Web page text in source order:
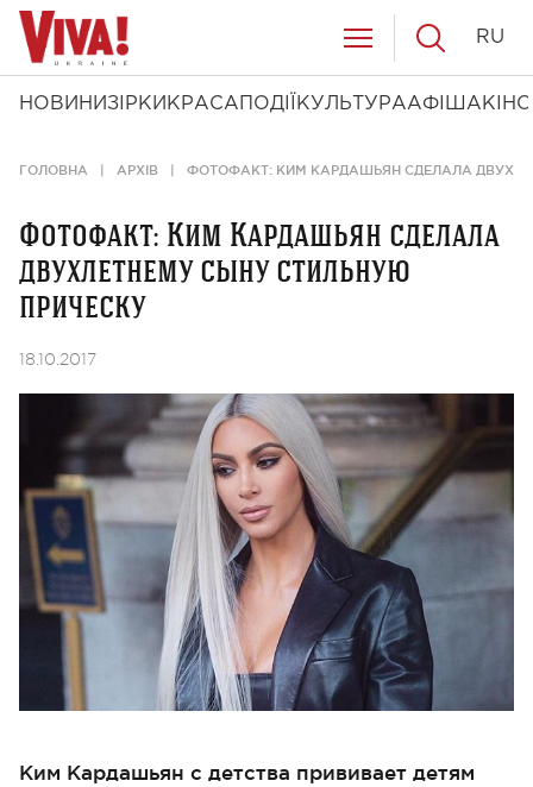
НОВИНИ ЗІРКИ КРАСА ПОДІЇ КУЛЬТУРААФІША КІНО
RU
ГОЛОВНА АРХІВ ФОТОФАКТ: КИМ КАРДАШЬЯН СДЕЛАЛА
Фотофакт: Ким Кардашьян сделала
двухлетнему сыну стильную
прическу
18.10.2017
Ким Кардашьян с детства прививает детям